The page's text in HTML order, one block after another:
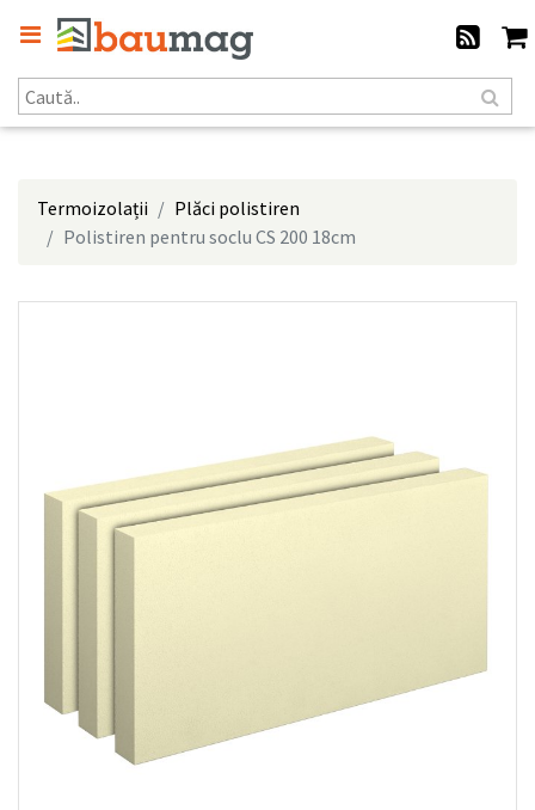
Termoizolații
Plăci polistiren
Polistiren pentru soclu CS 200 18cm